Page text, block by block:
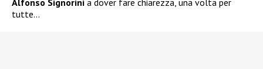
Alfonso Signorini a dover fare chiarezza, una volta per
tutte…